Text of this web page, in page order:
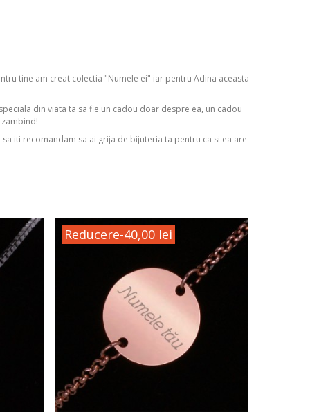
tine am creat colectia "Numele ei" iar pentru Adina aceasta
din viata ta sa fie un cadou doar despre ea, un cadou
iti recomandam sa ai grija de bijuteria ta pentru ca si ea are
Reducere-40,00 lei